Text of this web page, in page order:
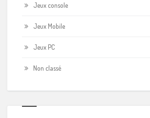
Jeux console
Jeux Mobile
Jeux PC
Non classé